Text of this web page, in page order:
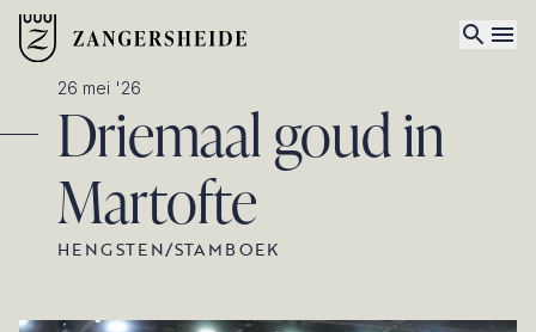
26 mei '26
Driemaal goud in
Martofte
HENGSTEN/STAMBOEK